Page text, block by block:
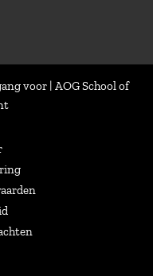
voor | AOG School of